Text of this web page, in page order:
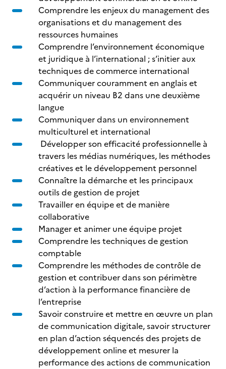
Comprendre les enjeux du management des
organisations et du management des
ressources humaines
Comprendre l’environnement économique
et juridique à l’international ; s’initier aux
techniques de commerce international
Communiquer couramment en anglais et
acquérir un niveau B2 dans une deuxième
langue
Communiquer dans un environnement
multiculturel et international
Développer son efficacité professionnelle à
travers les médias numériques, les méthodes
créatives et le développement personnel
Connaître la démarche et les principaux
outils de gestion de projet
Travailler en équipe et de manière
collaborative
Manager et animer une équipe projet
Comprendre les techniques de gestion
comptable
Comprendre les méthodes de contrôle de
gestion et contribuer dans son périmètre
d’action à la performance financière de
l’entreprise
Savoir construire et mettre en œuvre un plan
de communication digitale, savoir structurer
en plan d’action séquencés des projets de
développement online et mesurer la
performance des actions de communication